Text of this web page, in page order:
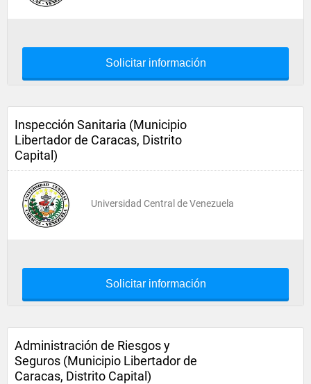
Solicitar información
Inspección Sanitaria (Municipio
Libertador de Caracas, Distrito
Capital)
Universidad Central de Venezuela
Solicitar información
Administración de Riesgos y
Seguros (Municipio Libertador de
Caracas, Distrito Capital)